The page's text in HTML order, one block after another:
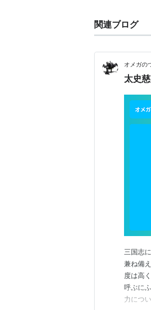
たであろうか」
「三国志演義
えられている。
ちなみに、
関連ブログ
オメガの
太史
三国志
兼ね備
度は高
呼ぶに
力につ